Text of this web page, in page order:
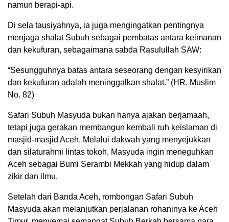
namun berapi-api.
Di sela tausiyahnya, ia juga mengingatkan pentingnya
menjaga shalat Subuh sebagai pembatas antara keimanan
dan kekufuran, sebagaimana sabda Rasulullah SAW:
“Sesungguhnya batas antara seseorang dengan kesyirikan
dan kekufuran adalah meninggalkan shalat.” (HR. Muslim
No. 82)
Safari Subuh Masyuda bukan hanya ajakan berjamaah,
tetapi juga gerakan membangun kembali ruh keislaman di
masjid-masjid Aceh. Melalui dakwah yang menyejukkan
dan silaturahmi lintas tokoh, Masyuda ingin meneguhkan
Aceh sebagai Bumi Serambi Mekkah yang hidup dalam
zikir dan ilmu.
Setelah dari Banda Aceh, rombongan Safari Subuh
Masyuda akan melanjutkan perjalanan rohaninya ke Aceh